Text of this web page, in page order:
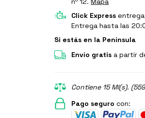
Click Express entrega
Entrega hasta las
Si estás en la Península
Envío gratis a partir
Contiene 15 Ml(s).
Pago seguro con: